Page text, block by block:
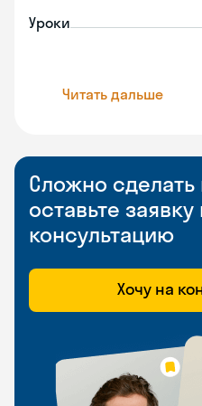
Уроки
Читать дальше
Сложно
оставьте
консультацию
Хочу на